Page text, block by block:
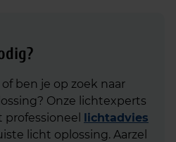
ben je op zoek naar
Onze lichtexperts
lichtadvies
licht oplossing. Aarzel